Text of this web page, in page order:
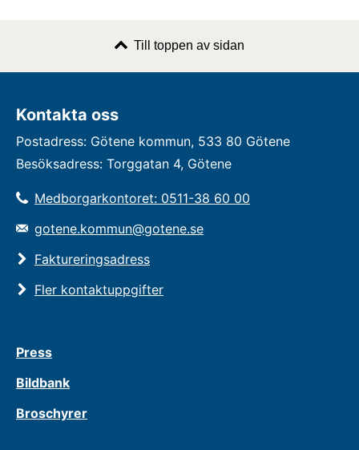
Till toppen av sidan
Kontakta oss
Postadress: Götene kommun, 533 80 Götene
Besöksadress: Torggatan 4, Götene
Medborgarkontoret: 0511-38 60 00
gotene.kommun@gotene.se
Faktureringsadress
Fler kontaktuppgifter
Press
Bildbank
Broschyrer